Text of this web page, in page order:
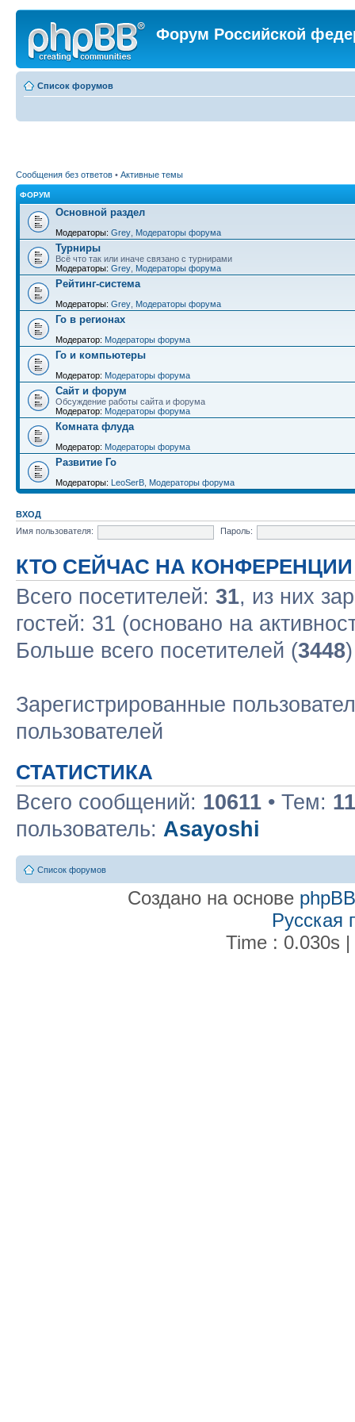
Форум Российской
Список форумов
Сообщения без ответов • Активные темы
ФОРУМ
Основной раздел
Модераторы: Grey Модераторы форума
Турниры
Всё что так или иначе связано с турнирами
Модераторы: Grey Модераторы форума
Рейтинг-система
Модераторы: Grey Модераторы форума
Го в регионах
Модератор: Модераторы форума
Го и компьютеры
Модератор: Модераторы форума
Сайт и форум
Обсуждение работы сайта и форума
Модератор: Модераторы форума
Комната флуда
Модератор: Модераторы форума
Развитие Го
Модераторы: LeoSerB Модераторы форума
ВХОД
Имя пользователя:
Пароль:
КТО СЕЙЧАС НА КОНФЕРЕНЦИИ
Всего посетителей: 31, из них
гостей: 31 (основано на
Больше всего посетителей (3448
Зарегистрированные
пользователей
СТАТИСТИКА
Всего сообщений: 10611 • Тем:
пользователь: Asayoshi
Список форумов
Создано на основе phpBB
Русская
Time : 0.030s